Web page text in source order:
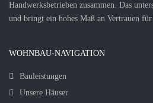
Handwerksbetrieben zusammen. Das
und bringt ein hohes Maß an Vertrauen
WOHNBAU-NAVIGATION
Bauleistungen
Unsere Häuser